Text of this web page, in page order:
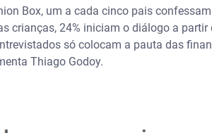
Box, um a cada cinco pais
crianças, 24% iniciam o diálogo a partir
só colocam a pauta das
Thiago Godoy.